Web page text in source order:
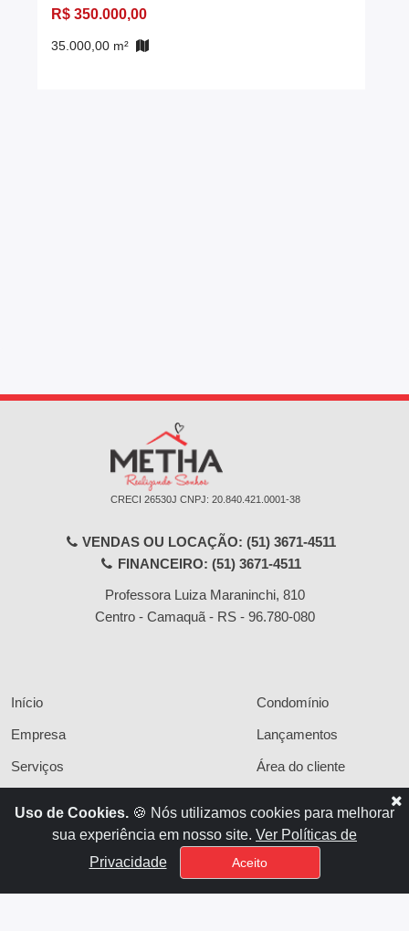
R$ 350.000,00
35.000,00 m²
CRECI 26530J ㅤㅤㅤCNPJ: 20.840.421.0001-38
VENDAS OU LOCAÇÃO: (51) 3671-4511
FINANCEIRO: (51) 3671-4511
Professora Luiza Maraninchi, 810
Centro - Camaquã - RS - 96.780-080
Início
Empresa
Serviços
Locações
Condomínio
Lançamentos
Área do cliente
Políticas de privacidade
Contato
Uso de Cookies. 🍪 Nós utilizamos cookies para melhorar
sua experiência em nosso site. Ver Políticas de
Privacidade
Aceito